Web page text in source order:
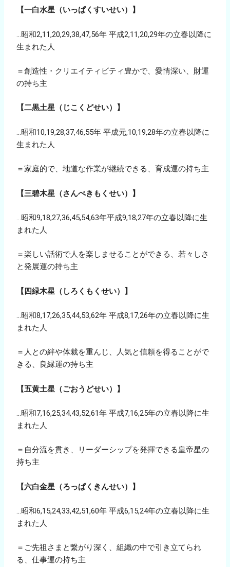
【一白水星（いっぱくすいせい）】
…昭和2,11,20,29,38,47,56年 平成2,11,20,29年の立春以降に
生まれた人
＝創造性・クリエイティビティ豊かで、愛情深い、財運
の持ち主
【二黒土星（じこくどせい）】
…昭和10,19,28,37,46,55年 平成元,10,19,28年の立春以降に
生まれた人
＝家庭的で、地道な作業が継続できる、育成運の持ち主
【三碧木星（さんぺきもくせい）】
…昭和9,18,27,36,45,54,63年平成9,18,27年の立春以降に生
まれた人
＝楽しい話術で人を楽しませることができる、若々しさ
と発展運の持ち主
【四緑木星（しろくもくせい）】
…昭和8,17,26,35,44,53,62年 平成8,17,26年の立春以降に生
まれた人
＝人との絆や体裁を重んじ、人気と信頼を得ることがで
きる、良縁運の持ち主
【五黄土星（ごおうどせい）】
…昭和7,16,25,34,43,52,61年 平成7,16,25年の立春以降に生
まれた人
＝自分流を貫き、リーダーシップを発揮できる皇帝星の
持ち主
【六白金星（ろっぱくきんせい）】
…昭和6,15,24,33,42,51,60年 平成6,15,24年の立春以降に生
まれた人
＝ご先祖さまと繋がり深く、組織の中で引き立てられ
る、仕事運の持ち主